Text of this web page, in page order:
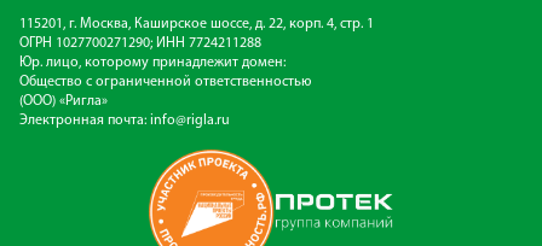
115201, г. Москва, Каширское шоссе, д. 22, корп. 4, стр. 1
ОГРН 1027700271290; ИНН 7724211288
Юр. лицо, которому принадлежит домен:
Общество с ограниченной ответственностью
(ООО) «Ригла»
Электронная почта: info@rigla.ru